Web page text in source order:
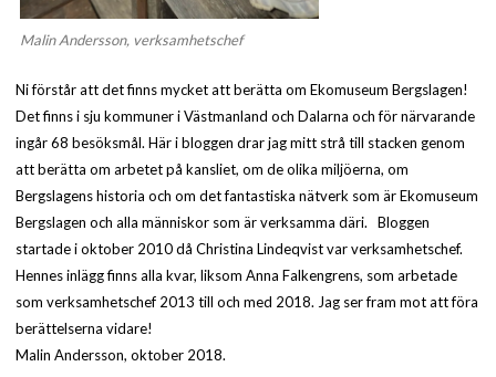
Malin Andersson, verksamhetschef
Ni förstår att det finns mycket att berätta om Ekomuseum Bergslagen!
Det finns i sju kommuner i Västmanland och Dalarna och för närvarande
ingår 68 besöksmål. Här i bloggen drar jag mitt strå till stacken genom
att berätta om arbetet på kansliet, om de olika miljöerna, om
Bergslagens historia och om det fantastiska nätverk som är Ekomuseum
Bergslagen och alla människor som är verksamma däri. Bloggen
startade i oktober 2010 då Christina Lindeqvist var verksamhetschef.
Hennes inlägg finns alla kvar, liksom Anna Falkengrens, som arbetade
som verksamhetschef 2013 till och med 2018. Jag ser fram mot att föra
berättelserna vidare!
Malin Andersson, oktober 2018.